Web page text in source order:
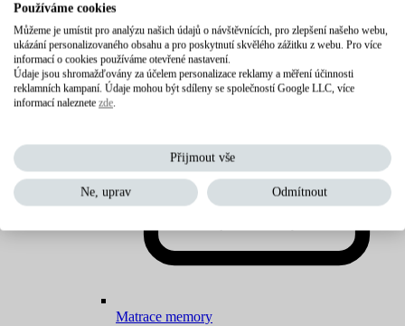
Levné matrace
Matrace memory
Používáme cookies
Můžeme je umístit pro analýzu našich údajů o návštěvnících, pro zlepšení našeho webu,
ukázání personalizovaného obsahu a pro poskytnutí skvělého zážitku z webu. Pro více
informací o cookies používáme otevřené nastavení.
Údaje jsou shromažďovány za účelem personalizace reklamy a měření účinnosti
reklamních kampaní. Údaje mohou být sdíleny se společností Google LLC, více
informací naleznete zde.
Přijmout vše
Ne, uprav Odmítnout